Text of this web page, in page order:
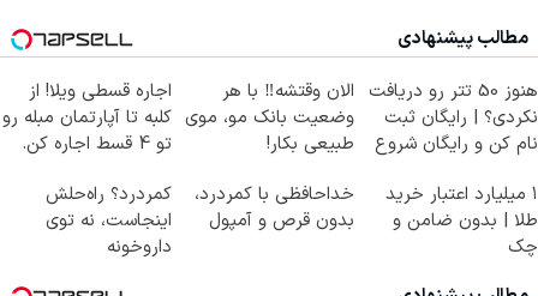
مطالب پیشنهادی
هنوز 50 تتر رو دریافت
نکردی؟ | رایگان ثبت
نام کن و رایگان شروع
الان وقتشه‼️ با هر
وضعیت بانک مو، موی
طبیعی بکار!
اجاره‌ قسطی ویلا! از
کلبه تا آپارتمان مبله رو
تو 4 قسط اجاره کن.
۱ میلیارد اعتبار خرید
طلا | بدون ضامن و
چک
خداحافظی با کمردرد،
بدون قرص و آمپول
کمردرد؟ راه‌حلش
اینجاست، نه توی
داروخونه